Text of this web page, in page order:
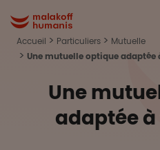
Malakoff Humanis
Accueil Particuliers
Mutuelle
Une mutuelle optique adaptée
Une
adaptée